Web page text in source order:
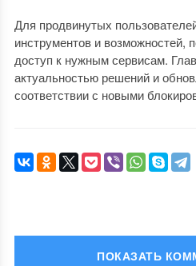
Для продвинутых
инструментов и возможностей,
доступ к нужным сервисам.
актуальностью решений и
соответствии с новыми